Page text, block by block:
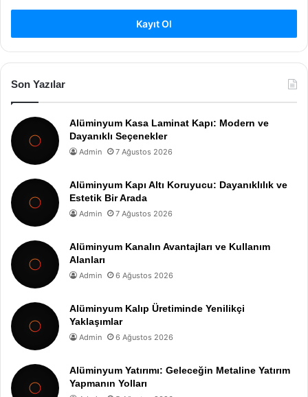
Kayıt Ol
Son Yazılar
Alüminyum Kasa Laminat Kapı: Modern ve
Dayanıklı Seçenekler
Admin 7 Ağustos 2026
Alüminyum Kapı Altı Koruyucu: Dayanıklılık ve
Estetik Bir Arada
Admin 7 Ağustos 2026
Alüminyum Kanalın Avantajları ve Kullanım
Alanları
Admin 6 Ağustos 2026
Alüminyum Kalıp Üretiminde Yenilikçi
Yaklaşımlar
Admin 6 Ağustos 2026
Alüminyum Yatırımı: Geleceğin Metaline Yatırım
Yapmanın Yolları